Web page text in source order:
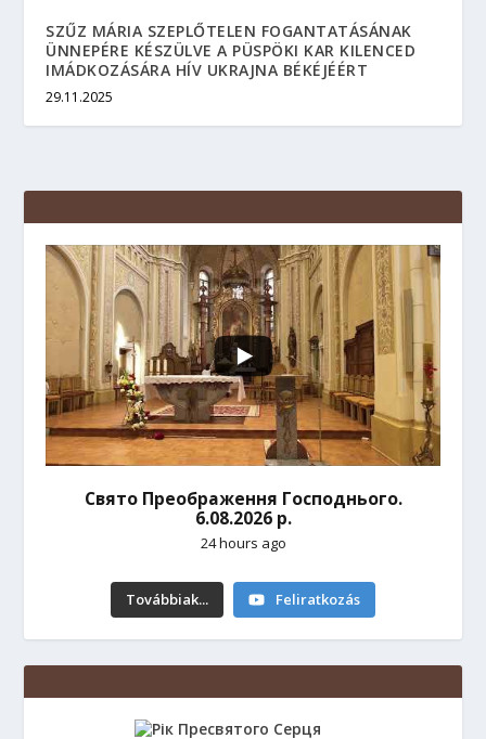
SZŰZ MÁRIA SZEPLŐTELEN FOGANTATÁSÁNAK
ÜNNEPÉRE KÉSZÜLVE A PÜSPÖKI KAR KILENCED
IMÁDKOZÁSÁRA HÍV UKRAJNA BÉKÉJÉÉRT
29.11.2025
Свято Преображення Господнього.
6.08.2026 р.
24 hours ago
Továbbiak... Feliratkozás